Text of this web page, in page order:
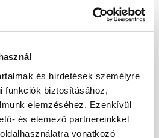
és hirdetések személyre
funkciók biztosításához,
elemzéséhez. Ezenkívül
és elemező partnereinkkel
vonatkozó
kcal
0 g
0 g
0 g
0 g
0%
0%